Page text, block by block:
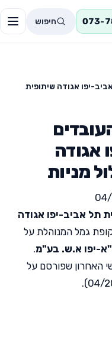
073- חיפוש
יפו אגודה שיתופית
אגודה
מניות
תל אביב-יפו אגודה
גמל המנוהלת על
יפו א.ש. בע"מ.
האחרון שפורסם על